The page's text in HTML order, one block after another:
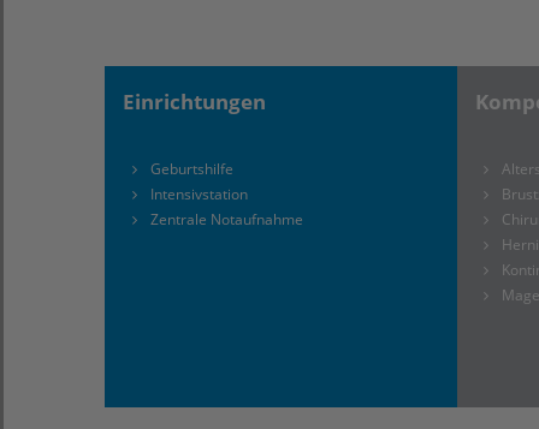
Einrichtungen
Geburtshilfe
Intensivstation
Zentrale Notaufnahme